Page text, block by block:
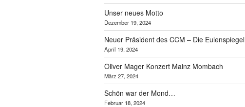
Unser neues Motto
Dezember 19, 2024
Neuer Präsident des CCM – Die Eulenspiegel
April 19, 2024
Oliver Mager Konzert Mainz Mombach
März 27, 2024
Schön war der Mond…
Februar 18, 2024